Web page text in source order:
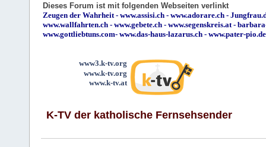
Dieses Forum ist mit folgenden Webseiten verlinkt
Zeugen der Wahrheit - www.assisi.ch - www.adorare.ch -
www.wallfahrten.ch - www.gebete.ch - www.segenskreis.at -
www.gottliebtuns.com- www.das-haus-lazarus.ch - www.pater-pio.de
www3.k-tv.org
www.k-tv.org
www.k-tv.at
K-TV der katholische Fernsehsender